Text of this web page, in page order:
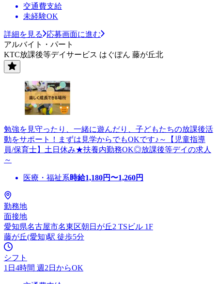
交通費支給
未経験OK
詳細を見る
応募画面に進む
アルバイト・パート
KTC放課後等デイサービス はぐぽん 藤が丘北
勉強を見守ったり、一緒に遊んだり、子どもたちの放課後活
動をサポート！まずは見学からでもOKです♪～【児童指導
員/保育士】土日休み★扶養内勤務OK◎放課後等デイの求人
～
医療・福祉系時給1,180円〜1,260円
勤務地
面接地
愛知県名古屋市名東区朝日が丘2 TSビル 1F
藤が丘(愛知)駅 徒歩5分
シフト
1日4時間 週2日からOK